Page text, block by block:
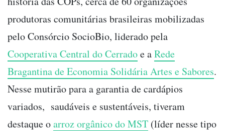
produtoras comunitárias brasileiras mobilizadas
pelo Consórcio SocioBio, liderado pela
Cooperativa Central do Cerradoe aRede
Bragantina de Economia Solidária Artes e Sabores.
Nesse mutirão para a garantia de cardápios
variados, saudáveis e sustentáveis, tiveram
destaque oarroz orgânico do MST (líder nesse tipo